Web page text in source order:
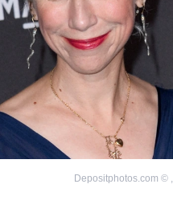
©
Depositphotos.com